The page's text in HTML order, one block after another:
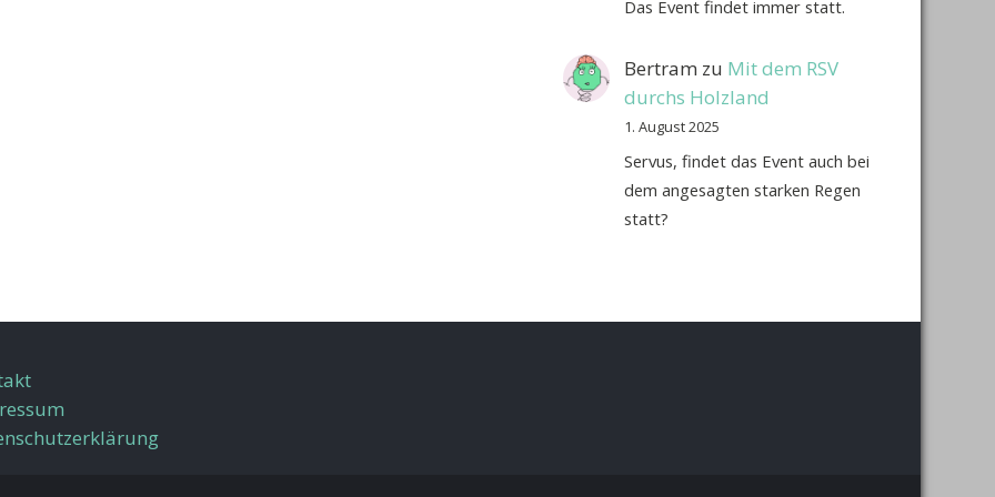
Das Event findet immer statt.
Bertram zu Mit dem RSV
durchs Holzland
1. August 2025
Servus, findet das Event auch bei
dem angesagten starken Regen
statt?